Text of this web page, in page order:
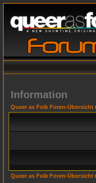
Information
Queer as Folk Foren-Übersicht
Queer as Folk Foren-Übersicht